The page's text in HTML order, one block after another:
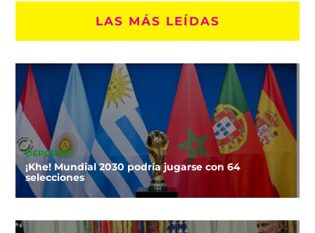
LAS MÁS LEÍDAS
DEPORTES
¡Khe! Mundial 2030 podría jugarse con 64
selecciones